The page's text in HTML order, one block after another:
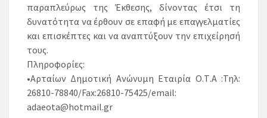
παραπλεύρως της Έκθεσης, δίνοντας έτσι τη
δυνατότητα να έρθουν σε επαφή με επαγγελματίες
και επισκέπτες και να αναπτύξουν την επιχείρησή
τους.
Πληροφορίες:
•Αρταίων Δημοτική Ανώνυμη Εταιρία Ο.Τ.Α :Τηλ:
26810-78840/Fax:26810-75425/email:
adaeota@hotmail.gr